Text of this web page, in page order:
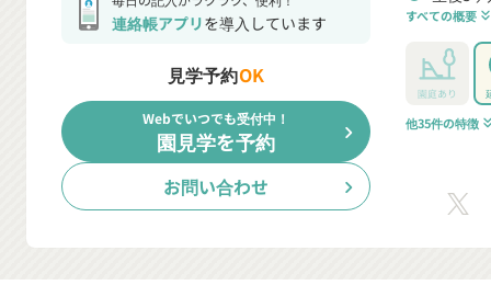
連絡帳アプリを導入しています
見学予約OK
Webでいつでも受付中！
園見学を予約 chevron_right
お問い合わせ chevron_right
すべての概要
園庭あり
他35件の特徴